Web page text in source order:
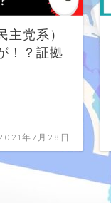
主党系）
！？証拠
年7月28日